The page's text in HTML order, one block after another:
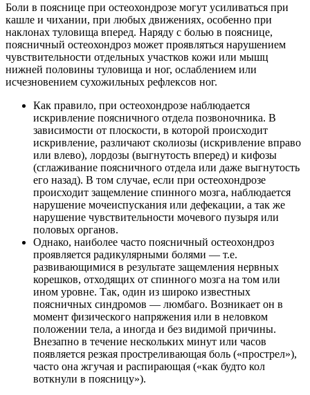
Боли в пояснице при остеохондрозе могут усиливаться при
кашле и чихании, при любых движениях, особенно при
наклонах туловища вперед. Наряду с болью в пояснице,
поясничный остеохондроз может проявляться нарушением
чувствительности отдельных участков кожи или мышц
нижней половины туловища и ног, ослаблением или
исчезновением сухожильных рефлексов ног.
Как правило, при остеохондрозе наблюдается
искривление поясничного отдела позвоночника. В
зависимости от плоскости, в которой происходит
искривление, различают сколиозы (искривление вправо
или влево), лордозы (выгнутость вперед) и кифозы
(сглаживание поясничного отдела или даже выгнутость
его назад). В том случае, если при остеохондрозе
происходит защемление спинного мозга, наблюдается
нарушение мочеиспускания или дефекации, а так же
нарушение чувствительности мочевого пузыря или
половых органов.
Однако, наиболее часто поясничный остеохондроз
проявляется радикулярными болями — т.е.
развивающимися в результате защемления нервных
корешков, отходящих от спинного мозга на том или
ином уровне. Так, один из широко известных
поясничных синдромов — люмбаго. Возникает он в
момент физического напряжения или в неловком
положении тела, а иногда и без видимой причины.
Внезапно в течение нескольких минут или часов
появляется резкая простреливающая боль («прострел»),
часто она жгучая и распирающая («как будто кол
воткнули в поясницу»).